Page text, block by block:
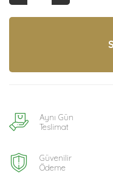
Aynı Gün
Teslimat
Güvenilir
Ödeme